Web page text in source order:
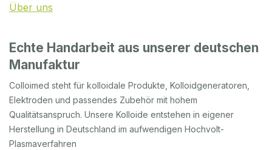
Über uns
Echte Handarbeit aus unserer deutschen
Manufaktur
Colloimed steht für kolloidale Produkte, Kolloidgeneratoren,
Elektroden und passendes Zubehör mit hohem
Qualitätsanspruch. Unsere Kolloide entstehen in eigener
Herstellung in Deutschland im aufwendigen Hochvolt-
Plasmaverfahren